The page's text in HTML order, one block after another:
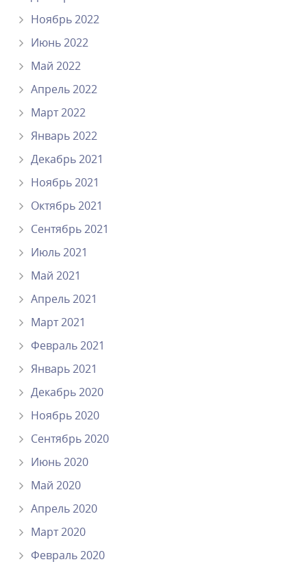
Ноябрь 2022
Июнь 2022
Май 2022
Апрель 2022
Март 2022
Январь 2022
Декабрь 2021
Ноябрь 2021
Октябрь 2021
Сентябрь 2021
Июль 2021
Май 2021
Апрель 2021
Март 2021
Февраль 2021
Январь 2021
Декабрь 2020
Ноябрь 2020
Сентябрь 2020
Июнь 2020
Май 2020
Апрель 2020
Март 2020
Февраль 2020